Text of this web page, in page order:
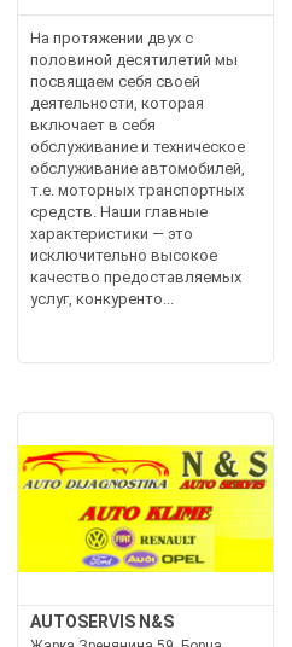
На протяжении двух с
половиной десятилетий мы
посвящаем себя своей
деятельности, которая
включает в себя
обслуживание и техническое
обслуживание автомобилей,
т.е. моторных транспортных
средств. Наши главные
характеристики — это
исключительно высокое
качество предоставляемых
услуг, конкуренто...
AUTOSERVIS N&S